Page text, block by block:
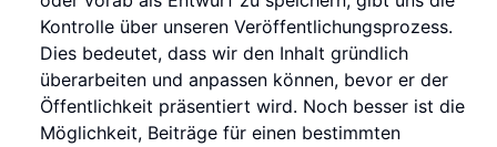
Kontrolle über unseren Veröffentlichungsprozess.
Dies bedeutet, dass wir den Inhalt gründlich
überarbeiten und anpassen können, bevor er der
Öffentlichkeit präsentiert wird. Noch besser ist die
Möglichkeit, Beiträge für einen bestimmten